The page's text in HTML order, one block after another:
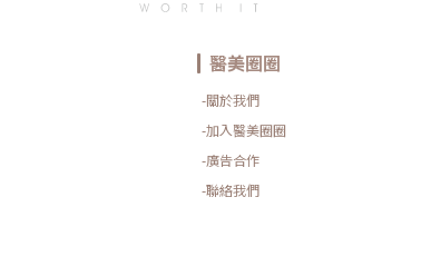
醫美圈圈
-關於我們
-加入醫美圈圈
-廣告合作
-聯絡我們